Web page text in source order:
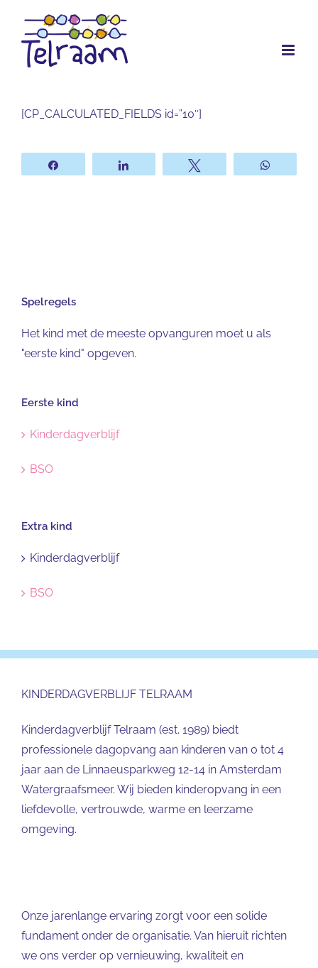
inhoud
[CP_CALCULATED_FIELDS id=”10″]
Spelregels
Het kind met de meeste opvanguren moet u als
"eerste kind" opgeven.
Eerste kind
Kinderdagverblijf
BSO
Extra kind
Kinderdagverblijf
BSO
KINDERDAGVERBLIJF TELRAAM
Kinderdagverblijf Telraam (est. 1989) biedt
professionele dagopvang aan kinderen van 0 tot 4
jaar aan de Linnaeusparkweg 12-14 in Amsterdam
Watergraafsmeer. Wij bieden kinderopvang in een
liefdevolle, vertrouwde, warme en leerzame
omgeving.
Onze jarenlange ervaring zorgt voor een solide
fundament onder de organisatie. Van hieruit richten
we ons verder op vernieuwing, kwaliteit en